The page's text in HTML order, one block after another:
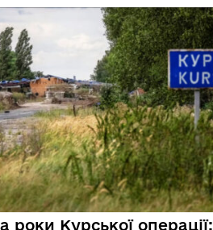
роки Курської операції: